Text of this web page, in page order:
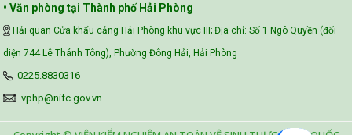
• Văn phòng tại Thành phố Hải Phòng
Hải quan Cửa khẩu cảng Hải Phòng khu vực III; Địa chỉ: Số 1 Ngô Quyền (đối
diện 744 Lê Thánh Tông), Phường Đông Hải, Hải Phòng
0225.8830316
vphp@nifc.gov.vn